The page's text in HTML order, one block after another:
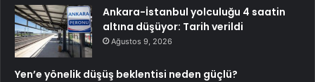
Ankara-İstanbul yolculuğu 4 saatin
altına düşüyor: Tarih verildi
Ağustos 9, 2026
Yen’e yönelik düşüş beklentisi neden güçlü?